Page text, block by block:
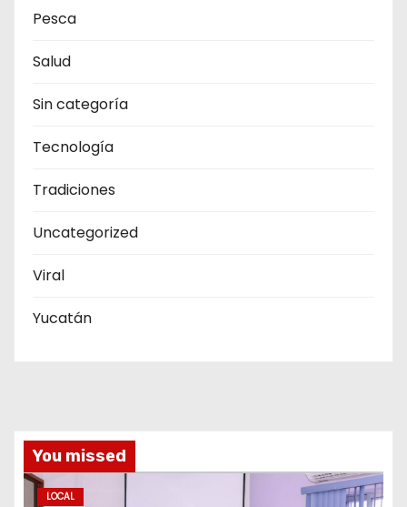
Pesca
Salud
Sin categoría
Tecnología
Tradiciones
Uncategorized
Viral
Yucatán
You missed
LOCAL